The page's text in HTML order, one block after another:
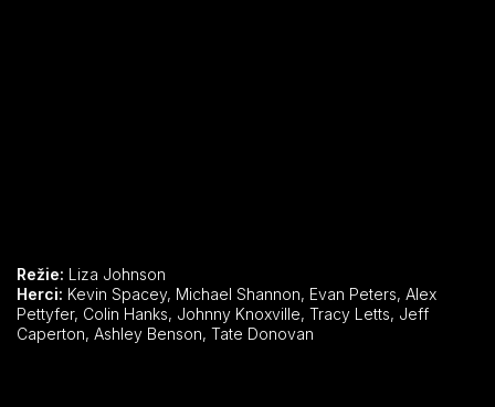
Režie: Liza Johnson
Herci:
Pettyfer, Colin Hanks, Johnny Knoxville, Tracy Letts, Jeff
Caperton, Ashley Benson, Tate Donovan